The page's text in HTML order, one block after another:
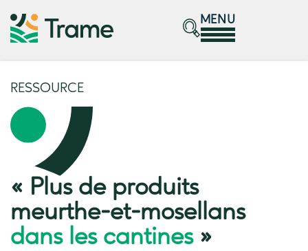
MENU
RESSOURCE
« Plus de produits
meurthe-et-mosellans
dans les cantines»